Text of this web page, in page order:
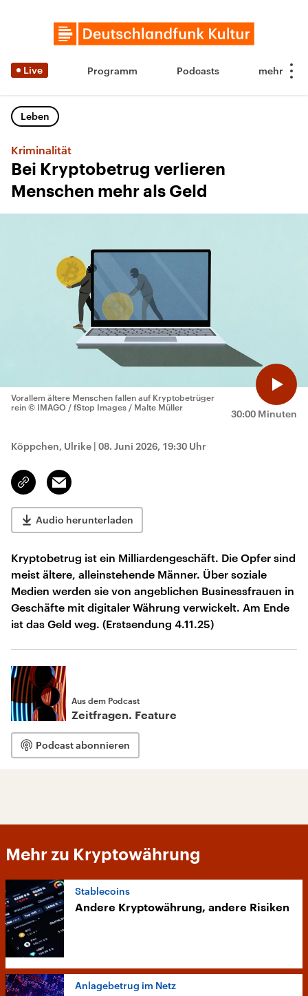
Live Programm Podcasts
Leben
Kriminalität
Bei Kryptobetrug verlieren
Menschen mehr als Geld
30:00 Minuten
Vorallem ältere Menschen fallen auf Kryptobetrüger
rein © IMAGO / fStop Images / Malte Müller
Köppchen, Ulrike | 08. Juni 2026, 19:30 Uhr
Link
kopieren/teilen
Email
Audio herunterladen
Kryptobetrug ist ein Milliardengeschäft. Die Opfer sind
meist ältere, alleinstehende Männer. Über soziale
Medien werden sie von angeblichen Businessfrauen in
Geschäfte mit digitaler Währung verwickelt. Am Ende
ist das Geld weg. (Erstsendung 4.11.25)
Aus dem Podcast
Zeitfragen. Feature
Podcast abonnieren
Mehr zu Kryptowährung
Stablecoins
Andere Kryptowährung, andere Risiken
Anlagebetrug im Netz